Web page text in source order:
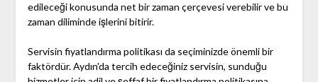
edileceği konusunda net bir zaman çerçevesi verebilir ve bu
zaman diliminde işlerini bitirir.
Servisin fiyatlandırma politikası da seçiminizde önemli bir
faktördür. Aydın'da tercih edeceğiniz servisin, sunduğu